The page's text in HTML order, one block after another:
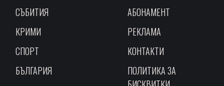
СЪБИТИЯ
КРИМИ
СПОРТ
БЪЛГАРИЯ
АБОНАМЕНТ
РЕКЛАМА
КОНТАКТИ
ПОЛИТИКА ЗА